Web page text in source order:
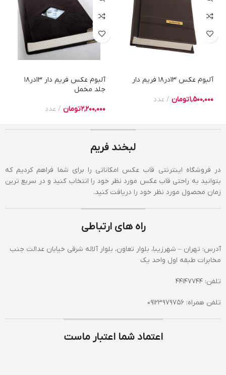
آلبوم عکس 13در18 فریم دار
1,500,000تومان عدد
آلبوم عکس فریم دار 13در18
جلد مخمل
2,200,000تومان عدد
لبخند فریم
در فروشگاه اینترنتی قاب عکس امکاناتی را برای شما فراهم کردیم که
بتوانید به راحتی قاب عکس مورد نظر خود را انتخاب کنید و در سریع ترین
زمان محصول مورد نظر خود را دریافت کنید.
راه های ارتباطی
آدرس: تهران – شهرزیبا، بلوار تعاون، بلوار آلاله شرقی خیابان عدالت جنب
مخابرات طبقه اول واحد یک
تلفن: 44147744
تلفن همراه: 09123979756
اعتماد شما اعتبار ماست